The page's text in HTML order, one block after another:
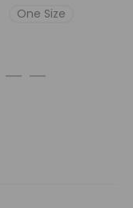
One Size